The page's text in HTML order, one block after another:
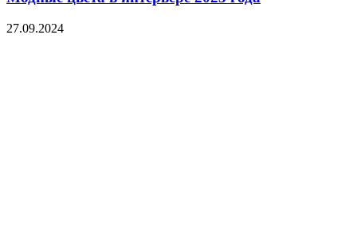
27.09.2024